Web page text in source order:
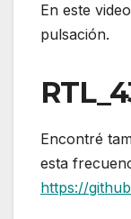
En este
pulsación.
Encontré
esta
https://